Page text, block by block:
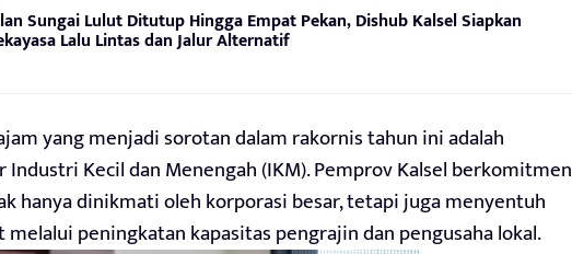
Sungai Lulut Ditutup Hingga Empat Pekan, Dishub Kalsel Siapkan
Lalu Lintas dan Jalur Alternatif
yang menjadi sorotan dalam rakornis tahun ini adalah
Kecil dan Menengah (IKM). Pemprov Kalsel berkomitmen
hanya dinikmati oleh korporasi besar, tetapi juga menyentuh
peningkatan kapasitas pengrajin dan pengusaha lokal.